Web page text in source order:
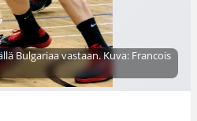
Bulgariaa vastaan. Kuva: Francois